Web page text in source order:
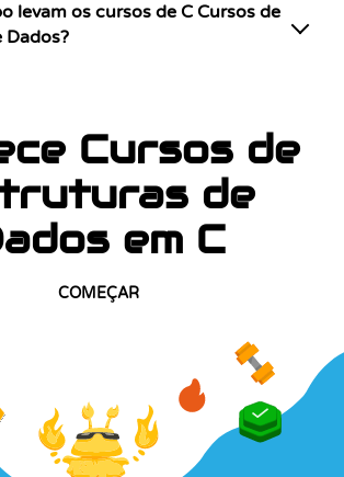
levam os cursos de C Cursos de
Dados?
Cursos de
de
em C
COMEÇAR